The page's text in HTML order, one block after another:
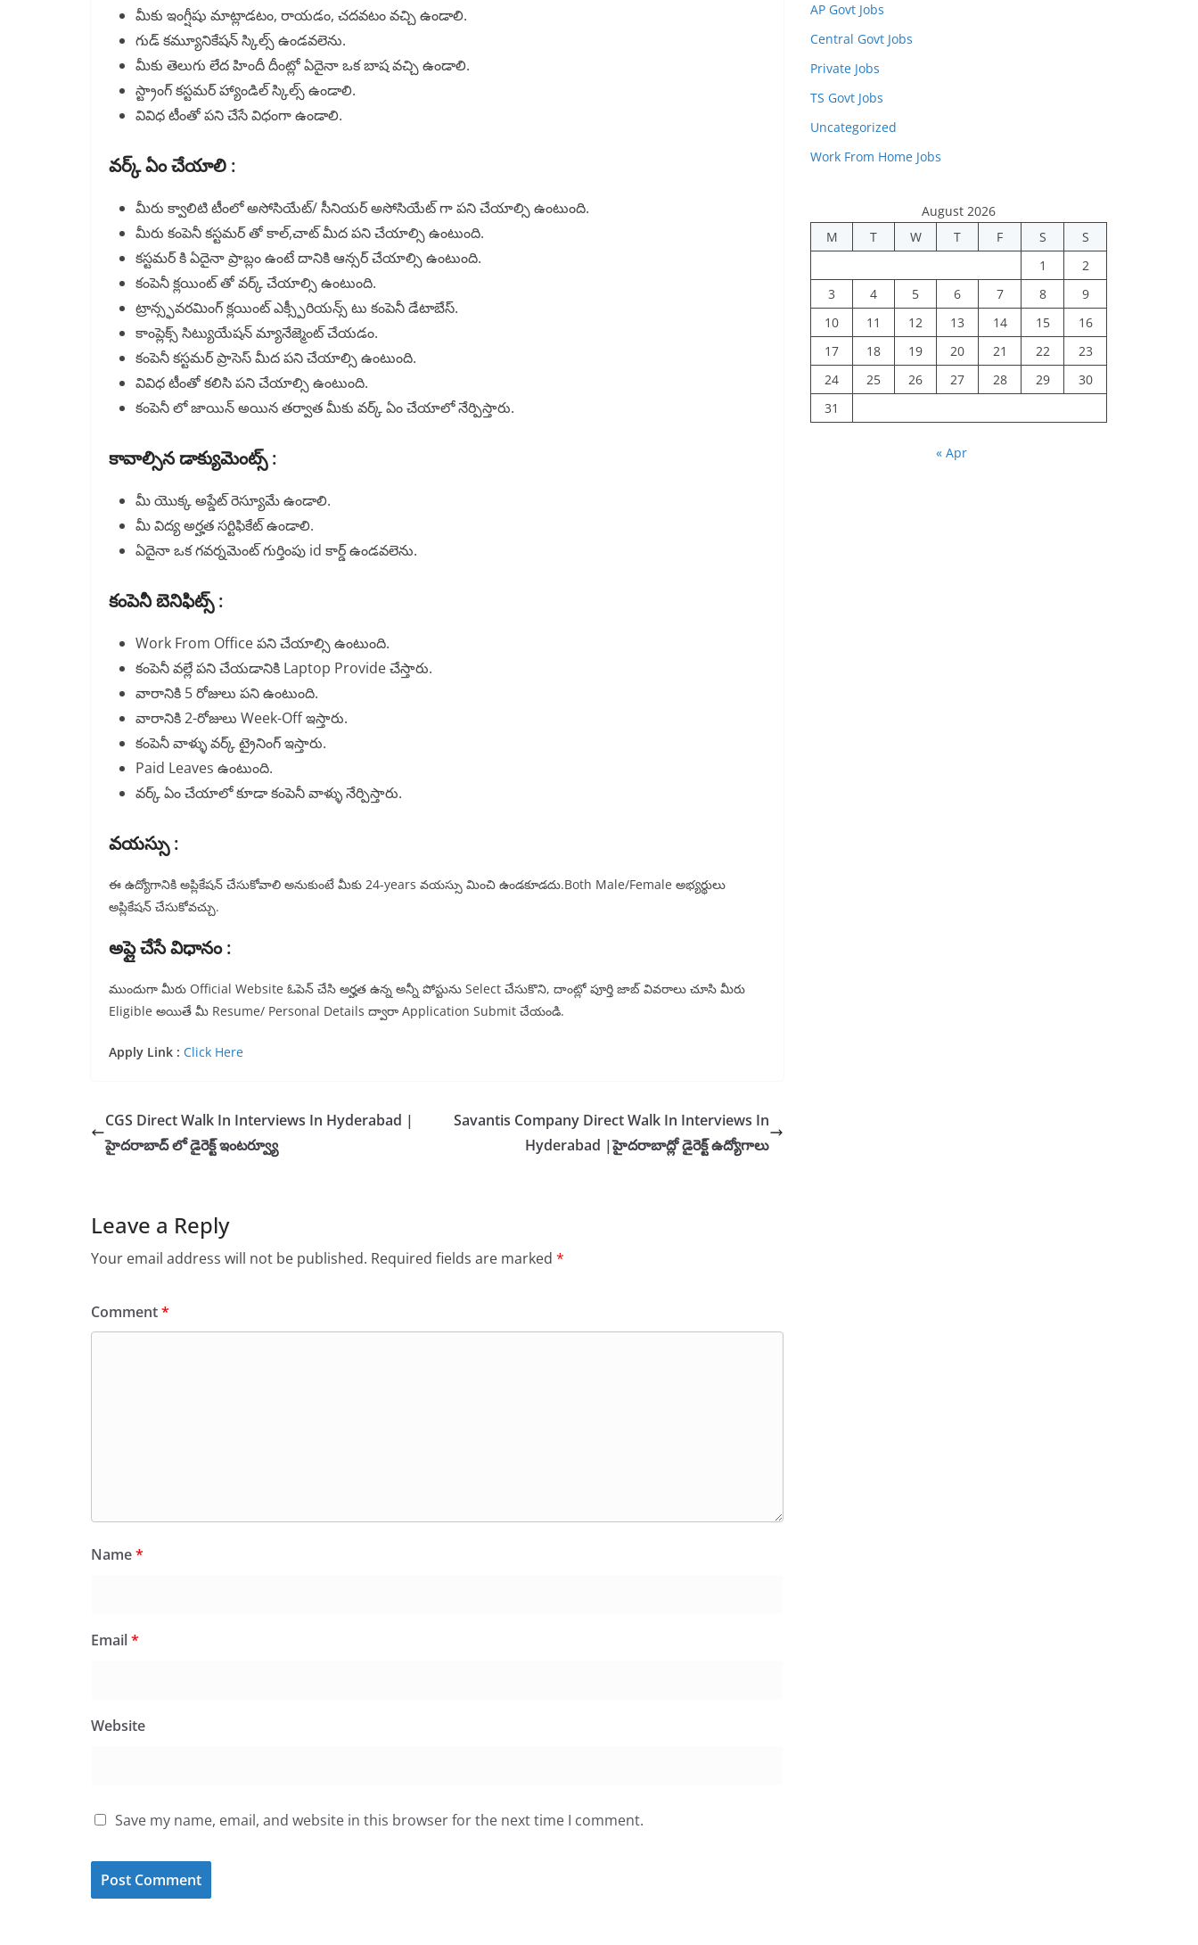
మీకు ఇంగ్షీషు మాట్లాడటం, రాయడం, చదవటం వచ్చి ఉండాలి.
గుడ్ కమ్యూనికేషన్ స్కిల్స్ ఉండవలెను.
మీకు తెలుగు లేద హిందీ దీంట్లో ఏదైనా ఒక బాష వచ్చి ఉండాలి.
స్ట్రాంగ్ కస్టమర్ హ్యాండిల్ స్కిల్స్ ఉండాలి.
వివిధ టీంతో పని చేసే విధంగా ఉండాలి.
వర్క్ ఏం చేయాలి :
మీరు క్వాలిటి టీంలో అసోసియేట్/ సీనియర్ అసోసియేట్ గా పని చేయాల్సి ఉంటుంది.
మీరు కంపెనీ కస్టమర్ తో కాల్,చాట్ మీద పని చేయాల్సి ఉంటుంది.
కస్టమర్ కి ఏదైనా ప్రాబ్లం ఉంటే దానికి ఆన్సర్ చేయాల్సి ఉంటుంది.
కంపెనీ క్లయింట్ తో వర్క్ చేయాల్సి ఉంటుంది.
ట్రాన్స్ఫవరమింగ్ క్లయింట్ ఎక్స్పీరియన్స్ టు కంపెనీ డేటాబేస్.
కాంప్లెక్స్ సిట్యుయేషన్ మ్యానేజ్మెంట్ చేయడం.
కంపెనీ కస్టమర్ ప్రాసెస్ మీద పని చేయాల్సి ఉంటుంది.
వివిధ టీంతో కలిసి పని చేయాల్సి ఉంటుంది.
కంపెనీ లో జాయిన్ అయిన తర్వాత మీకు వర్క్ ఏం చేయాలో నేర్పిస్తారు.
కావాల్సిన డాక్యుమెంట్స్ :
మీ యొక్క అప్డేట్ రెస్యూమే ఉండాలి.
మీ విద్య అర్హత సర్టిఫికేట్ ఉండాలి.
ఏదైనా ఒక గవర్నమెంట్ గుర్తింపు id కార్డ్ ఉండవలెను.
కంపెనీ బెనిఫిట్స్ :
Work From Office పని చేయాల్సి ఉంటుంది.
కంపెనీ వల్లే పని చేయడానికి Laptop Provide చేస్తారు.
వారానికి 5 రోజులు పని ఉంటుంది.
వారానికి 2-రోజులు Week-Off ఇస్తారు.
కంపెనీ వాళ్ళు వర్క్ ట్రైనింగ్ ఇస్తారు.
Paid Leaves ఉంటుంది.
వర్క్ ఏం చేయాలో కూడా కంపెనీ వాళ్ళు నేర్పిస్తారు.
వయస్సు :
ఈ ఉద్యోగానికి అప్లికేషన్ చేసుకోవాలి అనుకుంటే మీకు 24-years వయస్సు మించి ఉండకూడదు.Both Male/Female అభ్యర్థులు
అప్లికేషన్ చేసుకోవచ్చు.
అప్లై చేసే విధానం :
ముందుగా మీరు Official Website ఓపెన్ చేసి అర్హత ఉన్న అన్నీ పోస్టును Select చేసుకొని, దాంట్లో పూర్తి జాబ్ వివరాలు చూసి మీరు
Eligible అయితే మీ Resume/ Personal Details ద్వారా Application Submit చేయండి.
Apply Link : Click Here
CGS Direct Walk In Interviews In Hyderabad |
హైదరాబాద్ లో డైరెక్ట్ ఇంటర్వ్యూ
Savantis Company Direct Walk In Interviews In
Hyderabad |హైదరాబాద్లో డైరెక్ట్ ఉద్యోగాలు
Leave a Reply
Your email address will not be published. Required fields are marked *
Comment*
Name*
Email*
Website
Save my name, email, and website in this browser for the next time I comment.
AP Govt Jobs
Central Govt Jobs
Private Jobs
TS Govt Jobs
Uncategorized
Work From Home Jobs
August 2026
M
T W T F S
S
1
2
3
4 5 6 7 8
9
10
11 12 13 14 15
16
17
18 19 20 21 22
23
24
25 26 27 28 29
30
31
« Apr